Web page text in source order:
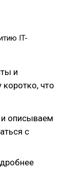
IT-
и
коротко, что
описываем
с